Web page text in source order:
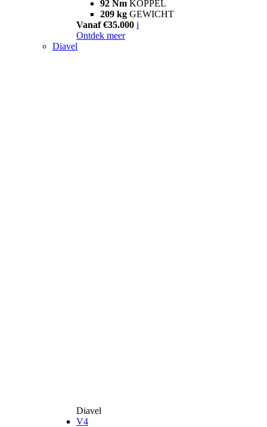
92 Nm KOPPEL
209 kg GEWICHT
Vanaf €35.000 i
Ontdek meer
Diavel
Diavel
V4